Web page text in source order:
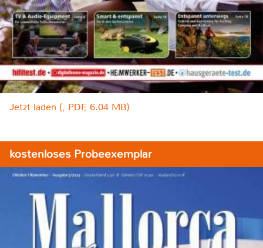
Jetzt laden (, PDF, 6.04 MB)
kostenloses Probeexemplar